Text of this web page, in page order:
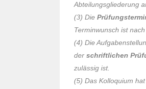
Abteilungsgliederung
(3) Die
Terminwunsch ist
(4) Die
der schriftlichen
zulässig ist.
(5) Das Kolloquium